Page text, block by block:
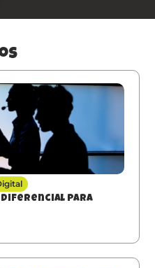
diferencial para